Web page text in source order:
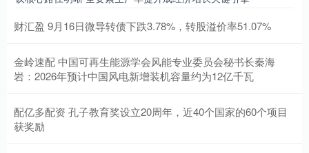
财汇盈 9月16日微导转债下跌3.78%，转股溢价率51.07%
金岭速配 中国可再生能源学会风能专业委员会秘书长秦海
岩：2026年预计中国风电新增装机容量约为12亿千瓦
配亿多配资 孔子教育奖设立20周年，近40个国家的60个项目
获奖励